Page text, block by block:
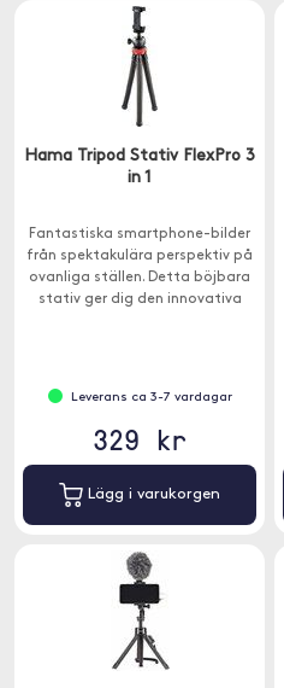
Hama Tripod Stativ FlexPro 3
in 1
Fantastiska smartphone-bilder
från spektakulära perspektiv på
ovanliga ställen. Detta böjbara
stativ ger dig den innovativa
Leverans ca 3-7 vardagar
329 kr
Lägg i varukorgen